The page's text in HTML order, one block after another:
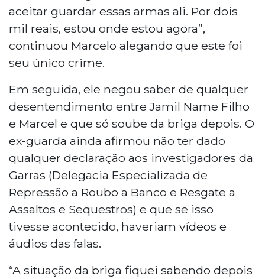
aceitar guardar essas armas ali. Por dois
mil reais, estou onde estou agora”,
continuou Marcelo alegando que este foi
seu único crime.
Em seguida, ele negou saber de qualquer
desentendimento entre Jamil Name Filho
e Marcel e que só soube da briga depois. O
ex-guarda ainda afirmou não ter dado
qualquer declaração aos investigadores da
Garras (Delegacia Especializada de
Repressão a Roubo a Banco e Resgate a
Assaltos e Sequestros) e que se isso
tivesse acontecido, haveriam vídeos e
áudios das falas.
“A situação da briga fiquei sabendo depois